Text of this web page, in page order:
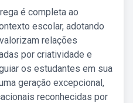
é completa ao
escolar, adotando
relações
por criatividade e
os estudantes em sua
geração excepcional,
reconhecidas por